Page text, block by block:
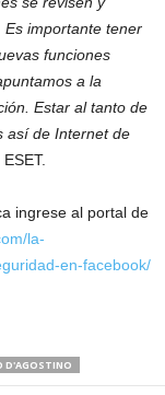
importante tener
funciones
a la
Estar al tanto de
así de Internet de
ingrese al portal de
la-
en-facebook/
D'AGOSTINO